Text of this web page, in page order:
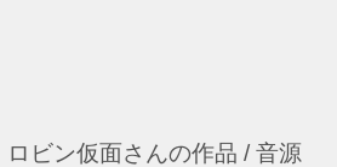
ロビン仮面さんの作品 / 音源